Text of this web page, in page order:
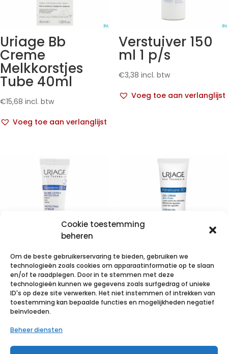
Cookie toestemming
beheren
Om de beste gebruikerservaring te bieden, gebruiken we
technologieën zoals cookies om apparaatinformatie op te slaan
en/of te raadplegen. Door in te stemmen met deze
technologieën kunnen we gegevens zoals surfgedrag of unieke
ID's op deze site verwerken. Het niet instemmen of intrekken van
toestemming kan bepaalde functies en mogelijkheden negatief
beïnvloeden.
Beheer diensten
Uriage Bb
Creme
Melkkorstjes
Tube 40ml
€15,68 incl. btw
Voeg toe aan verlanglijst
Verstuiver 150
ml 1 p/s
€3,38 incl. btw
Voeg toe aan verlanglijst
Uriage
Bariederm
Lippenbalsem
Tube 15ml
Uriage
Thermale
Keratosane 30%